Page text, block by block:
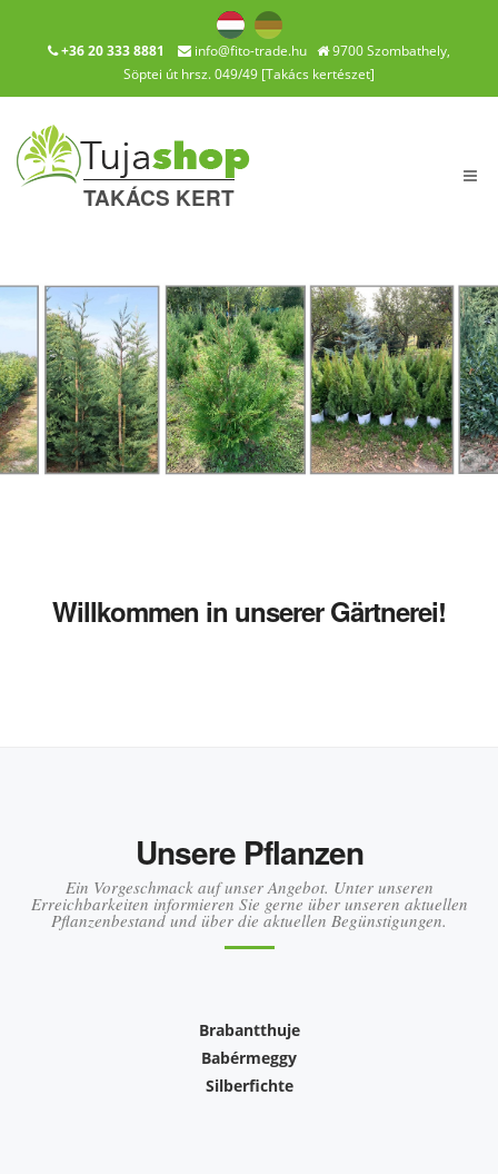
+36 20 333 8881 info@fito-trade.hu
9700 Szombathely,
Söptei út hrsz. 049/49 [Takács kertészet]
TAKÁCS KERT
Willkommen in unserer Gärtnerei!
Unsere Pflanzen
Ein Vorgeschmack auf unser Angebot. Unter unseren
Erreichbarkeiten informieren Sie gerne über unseren aktuellen
Pflanzenbestand und über die aktuellen Begünstigungen.
Brabantthuje
Babérmeggy
Silberfichte